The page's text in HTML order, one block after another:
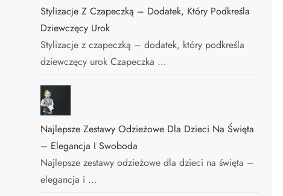
Stylizacje Z Czapeczką – Dodatek, Który Podkreśla
Dziewczęcy Urok
Stylizacje z czapeczką – dodatek, który podkreśla
dziewczęcy urok Czapeczka …
Najlepsze Zestawy Odzieżowe Dla Dzieci Na Święta
– Elegancja I Swoboda
Najlepsze zestawy odzieżowe dla dzieci na święta –
elegancja i …